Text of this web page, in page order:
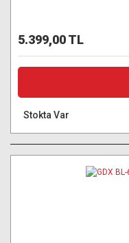
5.399,00 TL
Stokta Var